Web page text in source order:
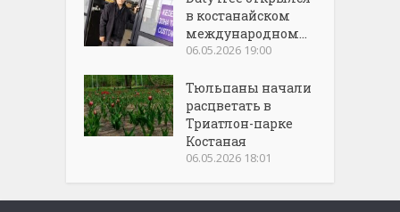
в костанайском
международном...
06.05.2026 19:00
Тюльпаны начали
расцветать в
Триатлон-парке
Костаная
06.05.2026 18:01